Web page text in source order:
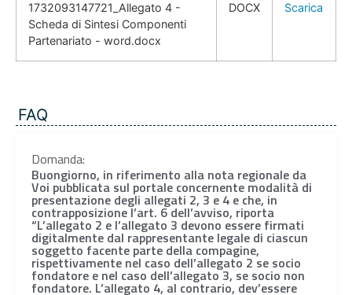
1732093147721_Allegato 4 -
Scheda di Sintesi Componenti
Partenariato - word.docx
DOCX Scarica
FAQ
Domanda:
Buongiorno, in riferimento alla nota regionale da
Voi pubblicata sul portale concernente modalità di
presentazione degli allegati 2, 3 e 4 e che, in
contrapposizione l’art. 6 dell’avviso, riporta
“L’allegato 2 e l’allegato 3 devono essere firmati
digitalmente dal rappresentante legale di ciascun
soggetto facente parte della compagine,
rispettivamente nel caso dell’allegato 2 se socio
fondatore e nel caso dell’allegato 3, se socio non
fondatore. L’allegato 4, al contrario, dev’essere